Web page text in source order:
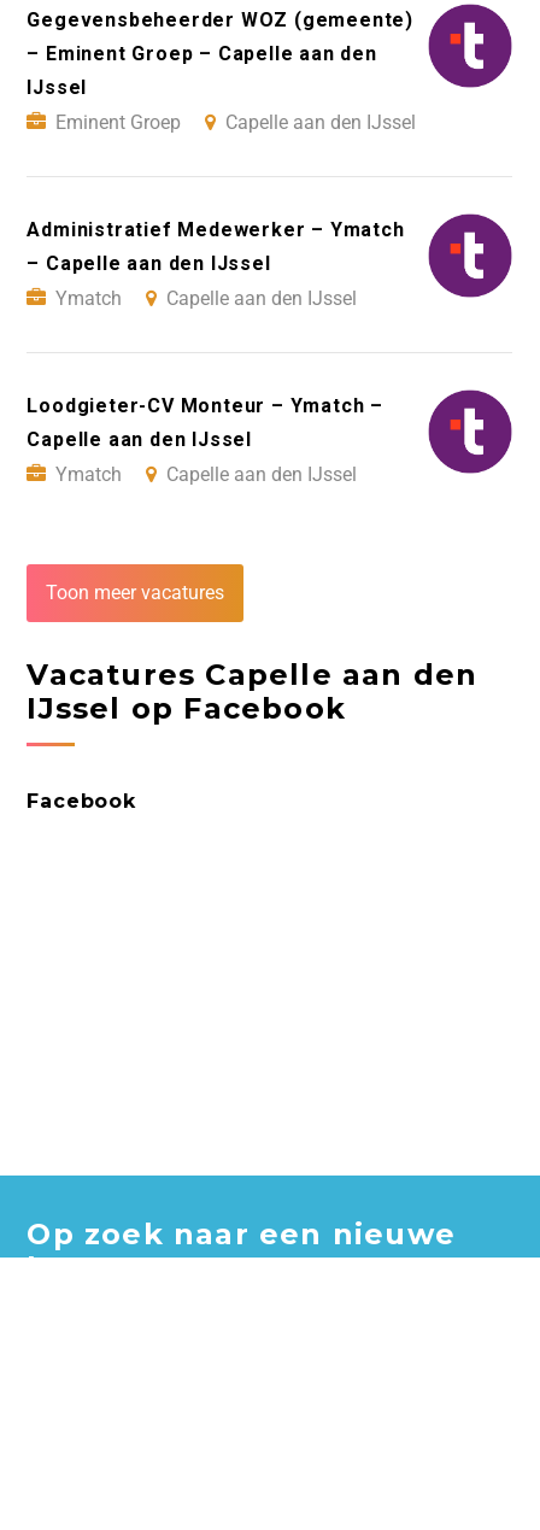
Gegevensbeheerder WOZ (gemeente)
– Eminent Groep – Capelle aan den
IJssel
Eminent Groep
Capelle aan den IJssel
Administratief Medewerker – Ymatch
– Capelle aan den IJssel
Ymatch
Capelle aan den IJssel
Loodgieter-CV Monteur – Ymatch –
Capelle aan den IJssel
Ymatch
Capelle aan den IJssel
Toon meer vacatures
Vacatures Capelle aan den
IJssel op Facebook
Facebook
Op zoek naar een nieuwe
baan?